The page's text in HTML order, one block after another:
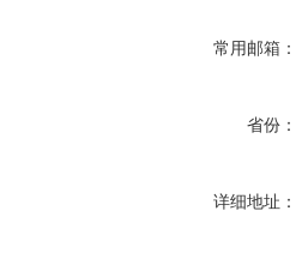
常用邮箱：
省份：
详细地址：